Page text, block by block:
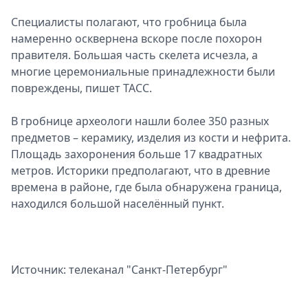
Metro
Специалисты полагают, что гробница была
намеренно осквернена вскоре после похорон
правителя. Большая часть скелета исчезла, а
многие церемониальные принадлежности были
повреждены, пишет ТАСС.
В гробнице археологи нашли более 350 разных
предметов – керамику, изделия из кости и нефрита.
Площадь захоронения больше 17 квадратных
метров. Историки предполагают, что в древние
времена в районе, где была обнаружена граница,
находился большой населённый пункт.
Источник: телеканал "Санкт-Петербург"